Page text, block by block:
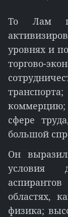
То Лам
уровнях и
торгово-
коммерцию;
сфере
большой
Он
условия
областях,
физика;